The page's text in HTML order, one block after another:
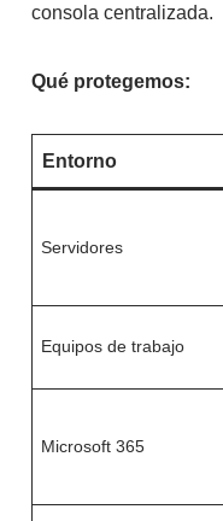
consola centralizada.
Qué protegemos:
Entorno
Servidores
Equipos de trabajo
Microsoft 365